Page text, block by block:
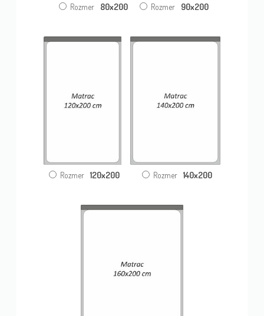
Rozmer 80x200 Rozmer 90x200
Rozmer 120x200 Rozmer 140x200